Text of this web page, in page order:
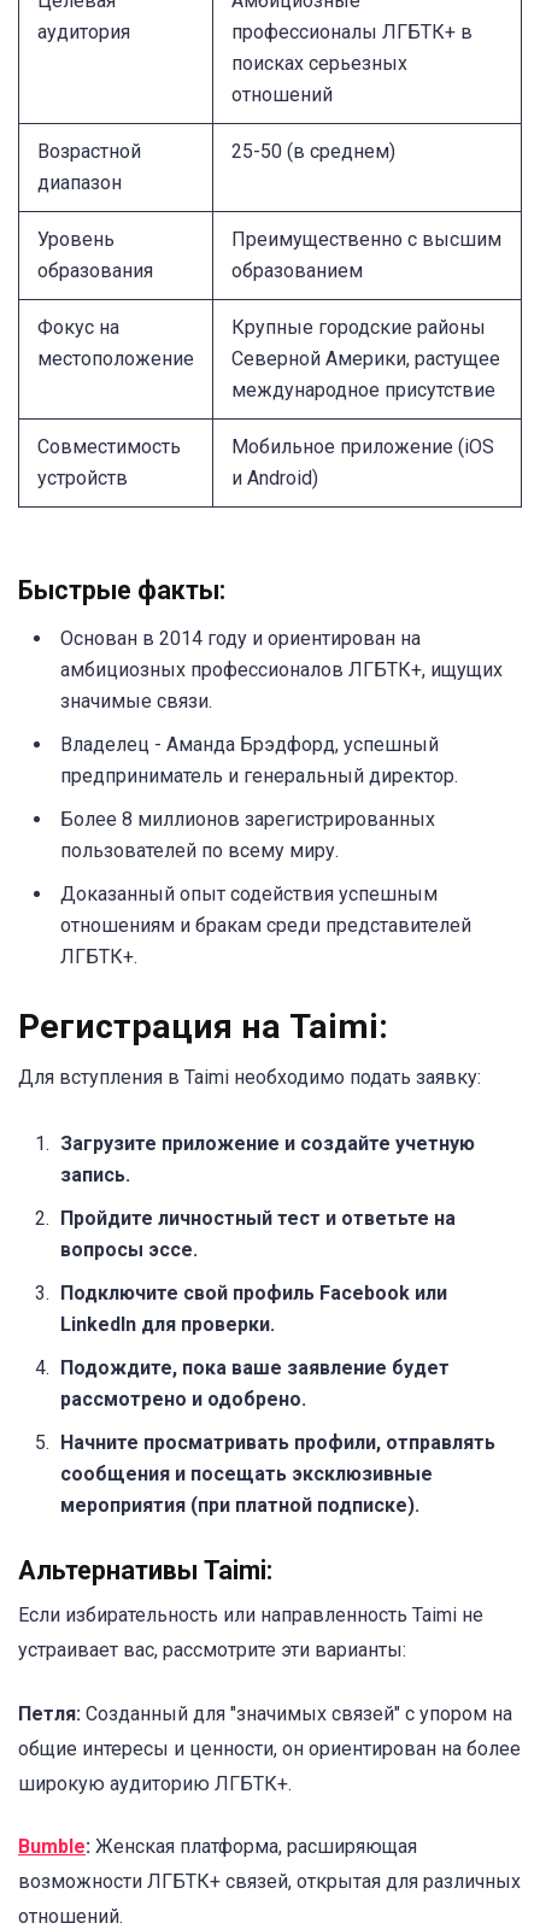
аудитория
профессионалы ЛГБТК+ в
поисках серьезных
отношений
Возрастной
диапазон
25-50 (в среднем)
Уровень
образования
Преимущественно с высшим
образованием
Фокус на
местоположение
Крупные городские районы
Северной Америки, растущее
международное присутствие
Совместимость
устройств
Мобильное приложение (iOS
и Android)
Быстрые факты:
Основан в 2014 году и ориентирован на
амбициозных профессионалов ЛГБТК+, ищущих
значимые связи.
Владелец - Аманда Брэдфорд, успешный
предприниматель и генеральный директор.
Более 8 миллионов зарегистрированных
пользователей по всему миру.
Доказанный опыт содействия успешным
отношениям и бракам среди представителей
ЛГБТК+.
Регистрация на Taimi:
Для вступления в Taimi необходимо подать заявку:
Загрузите приложение и создайте учетную
запись.
Пройдите личностный тест и ответьте на
вопросы эссе.
Подключите свой профиль Facebook или
LinkedIn для проверки.
Подождите, пока ваше заявление будет
рассмотрено и одобрено.
Начните просматривать профили, отправлять
сообщения и посещать эксклюзивные
мероприятия (при платной подписке).
Альтернативы Taimi:
Если избирательность или направленность Taimi не
устраивает вас, рассмотрите эти варианты:
Петля: Созданный для "значимых связей" с упором на
общие интересы и ценности, он ориентирован на более
широкую аудиторию ЛГБТК+.
Bumble: Женская платформа, расширяющая
возможности ЛГБТК+ связей, открытая для различных
отношений.